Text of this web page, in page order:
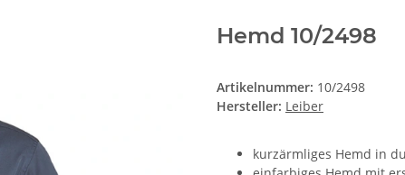
Hemd 10/2498
Artikelnummer: 10/2498
Hersteller: Leiber
kurzärmliges Hemd in